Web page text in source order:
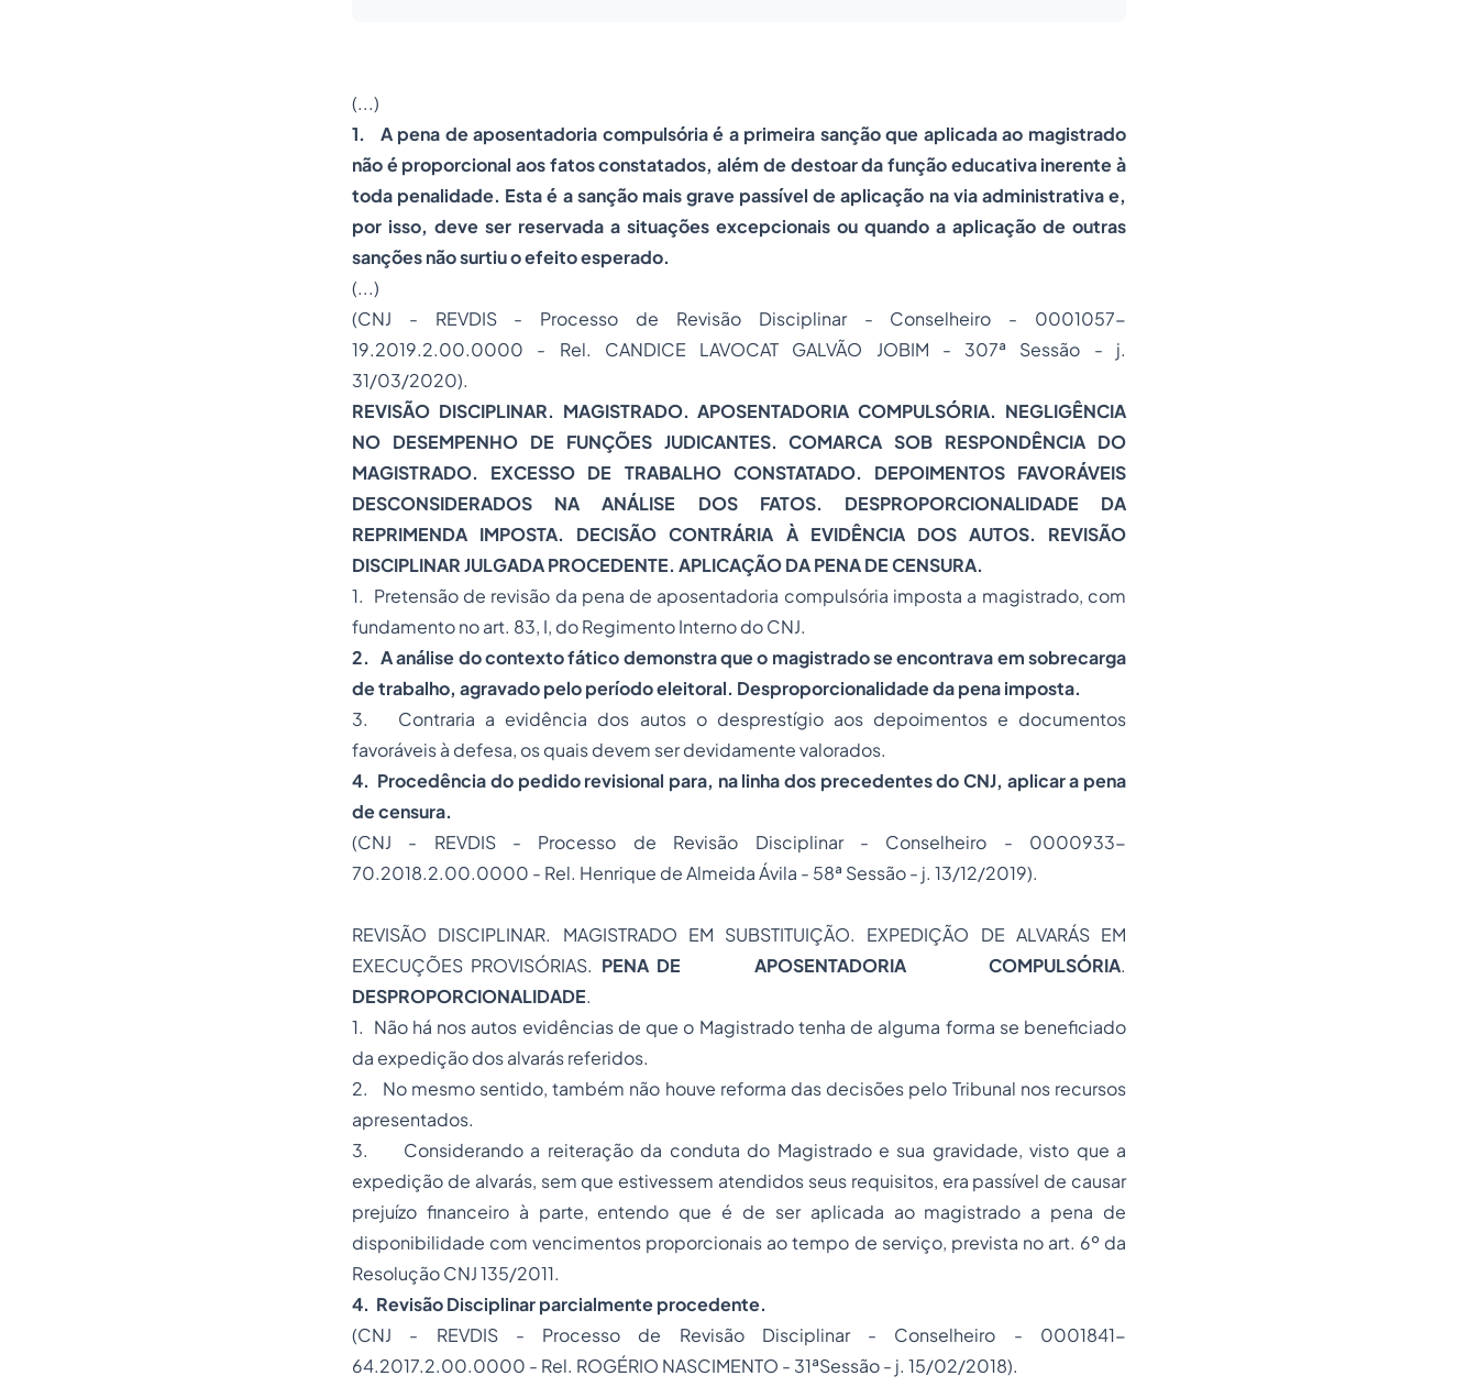
(...)
1. A pena de aposentadoria compulsória é a primeira sanção que aplicada ao magistrado
não é proporcional aos fatos constatados, além de destoar da função educativa inerente à
toda penalidade. Esta é a sanção mais grave passível de aplicação na via administrativa e,
por isso, deve ser reservada a situações excepcionais ou quando a aplicação de outras
sanções não surtiu o efeito esperado.
(...)
(CNJ - REVDIS - Processo de Revisão Disciplinar - Conselheiro - 0001057-
19.2019.2.00.0000 - Rel. CANDICE LAVOCAT GALVÃO JOBIM - 307ª Sessão - j.
31/03/2020).
REVISÃO DISCIPLINAR. MAGISTRADO. APOSENTADORIA COMPULSÓRIA. NEGLIGÊNCIA
NO DESEMPENHO DE FUNÇÕES JUDICANTES. COMARCA SOB RESPONDÊNCIA DO
MAGISTRADO. EXCESSO DE TRABALHO CONSTATADO. DEPOIMENTOS FAVORÁVEIS
DESCONSIDERADOS NA ANÁLISE DOS FATOS. DESPROPORCIONALIDADE DA
REPRIMENDA IMPOSTA. DECISÃO CONTRÁRIA À EVIDÊNCIA DOS AUTOS. REVISÃO
DISCIPLINAR JULGADA PROCEDENTE. APLICAÇÃO DA PENA DE CENSURA.
1. Pretensão de revisão da pena de aposentadoria compulsória imposta a magistrado, com
fundamento no art. 83, I, do Regimento Interno do CNJ.
2. A análise do contexto fático demonstra que o magistrado se encontrava em sobrecarga
de trabalho, agravado pelo período eleitoral. Desproporcionalidade da pena imposta.
3. Contraria a evidência dos autos o desprestígio aos depoimentos e documentos
favoráveis à defesa, os quais devem ser devidamente valorados.
4. Procedência do pedido revisional para, na linha dos precedentes do CNJ, aplicar a pena
de censura.
(CNJ - REVDIS - Processo de Revisão Disciplinar - Conselheiro - 0000933-
70.2018.2.00.0000 - Rel. Henrique de Almeida Ávila - 58ª Sessão - j. 13/12/2019).
REVISÃO DISCIPLINAR. MAGISTRADO EM SUBSTITUIÇÃO. EXPEDIÇÃO DE ALVARÁS EM
EXECUÇÕES PROVISÓRIAS. PENA DE APOSENTADORIA COMPULSÓRIA.
DESPROPORCIONALIDADE.
1. Não há nos autos evidências de que o Magistrado tenha de alguma forma se beneficiado
da expedição dos alvarás referidos.
2. No mesmo sentido, também não houve reforma das decisões pelo Tribunal nos recursos
apresentados.
3. Considerando a reiteração da conduta do Magistrado e sua gravidade, visto que a
expedição de alvarás, sem que estivessem atendidos seus requisitos, era passível de causar
prejuízo financeiro à parte, entendo que é de ser aplicada ao magistrado a pena de
disponibilidade com vencimentos proporcionais ao tempo de serviço, prevista no art. 6º da
Resolução CNJ 135/2011.
4. Revisão Disciplinar parcialmente procedente.
(CNJ - REVDIS - Processo de Revisão Disciplinar - Conselheiro - 0001841-
64.2017.2.00.0000 - Rel. ROGÉRIO NASCIMENTO - 31ªSessão - j. 15/02/2018).